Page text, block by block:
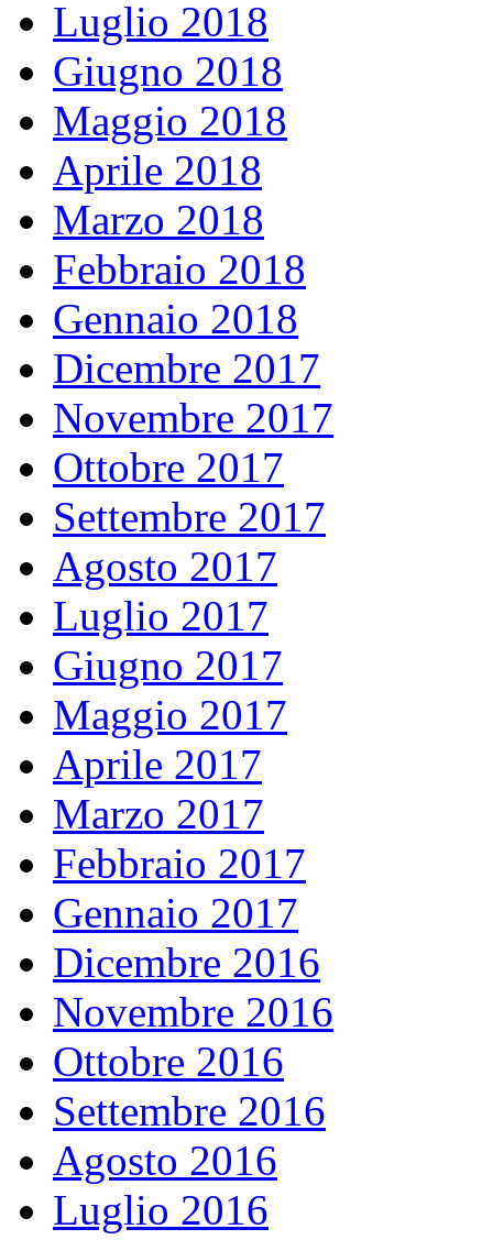
Luglio 2018
Giugno 2018
Maggio 2018
Aprile 2018
Marzo 2018
Febbraio 2018
Gennaio 2018
Dicembre 2017
Novembre 2017
Ottobre 2017
Settembre 2017
Agosto 2017
Luglio 2017
Giugno 2017
Maggio 2017
Aprile 2017
Marzo 2017
Febbraio 2017
Gennaio 2017
Dicembre 2016
Novembre 2016
Ottobre 2016
Settembre 2016
Agosto 2016
Luglio 2016